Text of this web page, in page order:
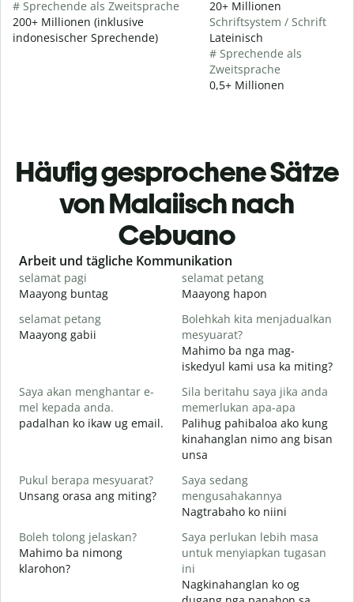
# Sprechende als Zweitsprache
200+ Millionen (inklusive
indonesischer Sprechende)
20+ Millionen
Schriftsystem / Schrift
Lateinisch
# Sprechende als
Zweitsprache
0,5+ Millionen
Häufig gesprochene Sätze
von Malaiisch nach
Cebuano
Slide 1 of 6
Arbeit und tägliche Kommunikation
selamat pagi
Maayong buntag
selamat petang
Maayong hapon
selamat petang
Maayong gabii
Bolehkah kita menjadualkan
mesyuarat?
Mahimo ba nga mag-
iskedyul kami usa ka miting?
Saya akan menghantar e-
mel kepada anda.
padalhan ko ikaw ug email.
Sila beritahu saya jika anda
memerlukan apa-apa
Palihug pahibaloa ako kung
kinahanglan nimo ang bisan
unsa
Pukul berapa mesyuarat?
Unsang orasa ang miting?
Saya sedang
mengusahakannya
Nagtrabaho ko niini
Boleh tolong jelaskan?
Mahimo ba nimong
klarohon?
Saya perlukan lebih masa
untuk menyiapkan tugasan
ini
Nagkinahanglan ko og